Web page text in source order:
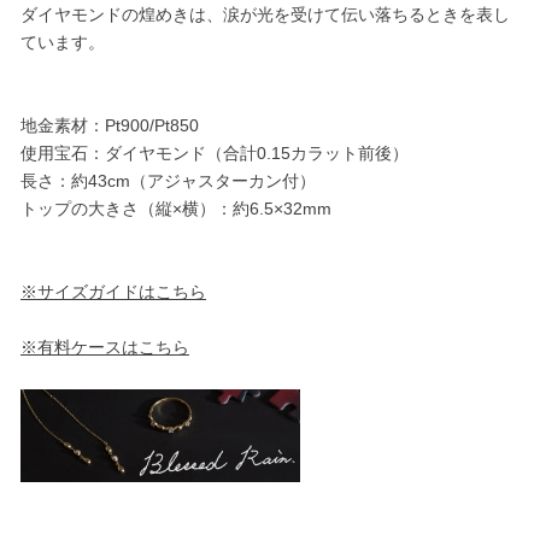
ダイヤモンドの煌めきは、涙が光を受けて伝い落ちるときを表し
ています。
地金素材：Pt900/Pt850
使用宝石：ダイヤモンド（合計0.15カラット前後）
長さ：約43cm（アジャスターカン付）
トップの大きさ（縦×横）：約6.5×32mm
※サイズガイドはこちら
※有料ケースはこちら